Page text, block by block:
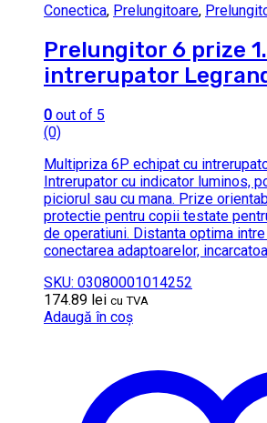
Conectica, Prelungitoare,
Prelungitor 6 prize
intrerupator
0 out of 5
(0)
Multipriza 6P echipat cu
Intrerupator cu indicator luminos,
piciorul sau cu mana. Prize
protectie pentru copii testate
de operatiuni. Distanta optima
conectarea adaptoarelor,
SKU: 03080001014252
174.89 lei cu TVA
Adaugă în coș